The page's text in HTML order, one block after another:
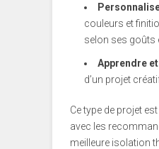
couleurs et
selon ses goûts
Apprendre
d’un projet
Ce type de projet
avec les
meilleure isolation